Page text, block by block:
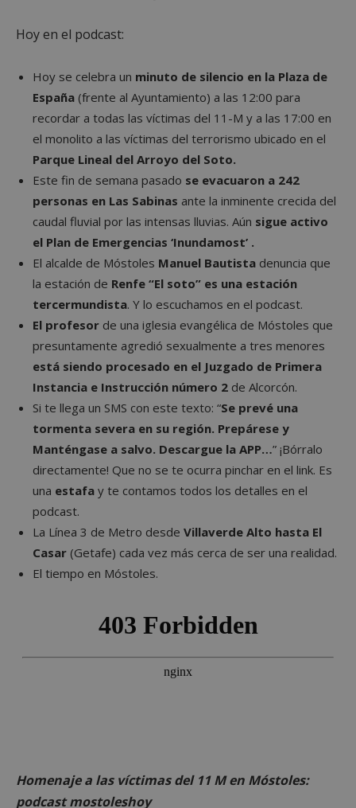
Hoy en el podcast:
Hoy se celebra un minuto de silencio en la Plaza de
España (frente al Ayuntamiento) a las 12:00 para
recordar a todas las víctimas del 11-M y a las 17:00 en
el monolito a las víctimas del terrorismo ubicado en el
Parque Lineal del Arroyo del Soto.
Este fin de semana pasado se evacuaron a 242
personas en Las Sabinas ante la inminente crecida del
caudal fluvial por las intensas lluvias. Aún sigue activo
el Plan de Emergencias ‘Inundamost’ .
El alcalde de Móstoles Manuel Bautista denuncia que
la estación de Renfe “El soto” es una estación
tercermundista. Y lo escuchamos en el podcast.
El profesor de una iglesia evangélica de Móstoles que
presuntamente agredió sexualmente a tres menores
está siendo procesado en el Juzgado de Primera
Instancia e Instrucción número 2 de Alcorcón.
Si te llega un SMS con este texto: “Se prevé una
tormenta severa en su región. Prepárese y
Manténgase a salvo. Descargue la APP…” ¡Bórralo
directamente! Que no se te ocurra pinchar en el link. Es
una estafa y te contamos todos los detalles en el
podcast.
La Línea 3 de Metro desde Villaverde Alto hasta El
Casar (Getafe) cada vez más cerca de ser una realidad.
El tiempo en Móstoles.
Homenaje a las víctimas del 11 M en Móstoles:
podcast mostoleshoy